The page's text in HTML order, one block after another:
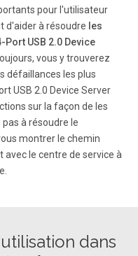
IP Address as
192.
the IP Ad dress of
field followed by
below. After
Way then click
upgraded
Select the
pour l'utilisateur
d'aider à résoudre les
USB 2.0 Device
vous y trouverez
défaillances les plus
USB 2.0 Device Server
sur la façon de les
à résoudre le
montrer le chemin
le centre de service à
dans